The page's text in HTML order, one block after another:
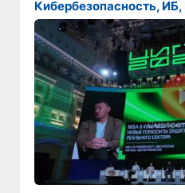
Кибербезопасность,